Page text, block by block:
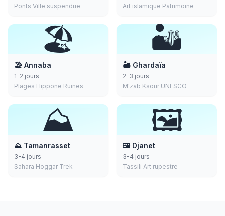
Ponts Ville suspendue
Art islamique Patrimoine
🏖️
🏖️ Annaba
1-2 jours
Plages Hippone Ruines
🏜️
🏜️ Ghardaïa
2-3 jours
M'zab Ksour UNESCO
⛰️
⛰️ Tamanrasset
3-4 jours
Sahara Hoggar Trek
🖼️
🖼️ Djanet
3-4 jours
Tassili Art rupestre